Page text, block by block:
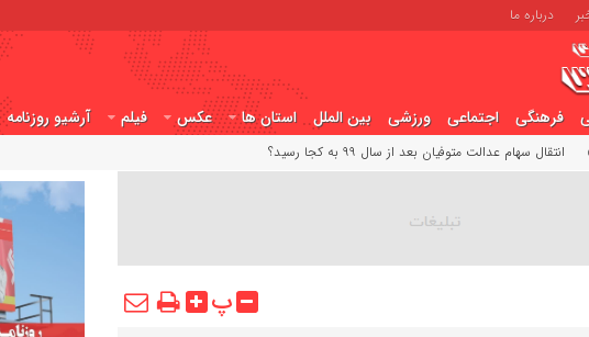
درباره ما
فرهنگی اجتماعی ورزشی بین الملل استان ها عکس فیلم آرشیو روزنامه
انتقال سهام عدالت متوفیان بعد از سال ۹۹ به کجا رسید؟
پ